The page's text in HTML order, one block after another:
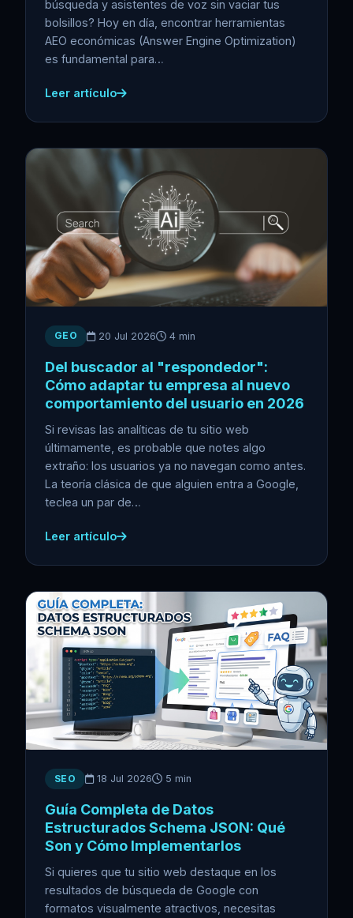
búsqueda y asistentes de voz sin vaciar tus
bolsillos? Hoy en día, encontrar herramientas
AEO económicas (Answer Engine Optimization)
es fundamental para…
Leer artículo
GEO 20 Jul 2026 4 min
Del buscador al "respondedor":
Cómo adaptar tu empresa al nuevo
comportamiento del usuario en 2026
Si revisas las analíticas de tu sitio web
últimamente, es probable que notes algo
extraño: los usuarios ya no navegan como antes.
La teoría clásica de que alguien entra a Google,
teclea un par de…
Leer artículo
SEO 18 Jul 2026 5 min
Guía Completa de Datos
Estructurados Schema JSON: Qué
Son y Cómo Implementarlos
Si quieres que tu sitio web destaque en los
resultados de búsqueda de Google con
formatos visualmente atractivos, necesitas